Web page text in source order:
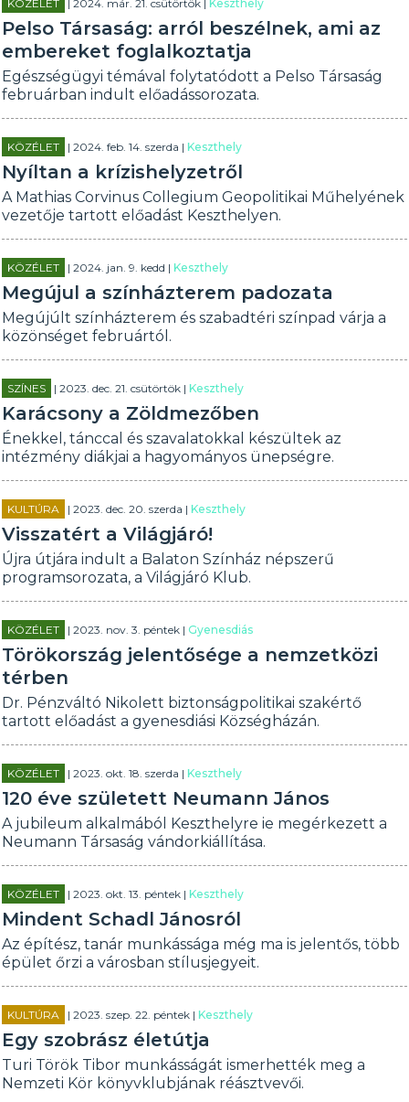
KÖZÉLET | 2024. már. 21. csütörtök | Keszthely
Pelso Társaság: arról beszélnek, ami az
embereket foglalkoztatja
Egészségügyi témával folytatódott a Pelso Társaság
februárban indult előadássorozata.
KÖZÉLET | 2024. feb. 14. szerda |Keszthely
Nyíltan a krízishelyzetről
A Mathias Corvinus Collegium Geopolitikai Műhelyének
vezetője tartott előadást Keszthelyen.
KÖZÉLET | 2024. jan. 9. kedd |Keszthely
Megújul a színházterem padozata
Megújúlt színházterem és szabadtéri színpad várja a
közönséget februártól.
SZÍNES | 2023. dec. 21. csütörtök |Keszthely
Karácsony a Zöldmezőben
Énekkel, tánccal és szavalatokkal készültek az
intézmény diákjai a hagyományos ünepségre.
KULTÚRA | 2023. dec. 20. szerda |Keszthely
Visszatért a Világjáró!
Újra útjára indult a Balaton Színház népszerű
programsorozata, a Világjáró Klub.
KÖZÉLET | 2023. nov. 3. péntek |Gyenesdiás
Törökország jelentősége a nemzetközi
térben
Dr. Pénzváltó Nikolett biztonságpolitikai szakértő
tartott előadást a gyenesdiási Községházán.
KÖZÉLET | 2023. okt. 18. szerda |Keszthely
120 éve született Neumann János
A jubileum alkalmából Keszthelyre ie megérkezett a
Neumann Társaság vándorkiállítása.
KÖZÉLET | 2023. okt. 13. péntek |Keszthely
Mindent Schadl Jánosról
Az építész, tanár munkássága még ma is jelentős, több
épület őrzi a városban stílusjegyeit.
KULTÚRA | 2023. szep. 22. péntek |Keszthely
Egy szobrász életútja
Turi Török Tibor munkásságát ismerhették meg a
Nemzeti Kör könyvklubjának réásztvevői.